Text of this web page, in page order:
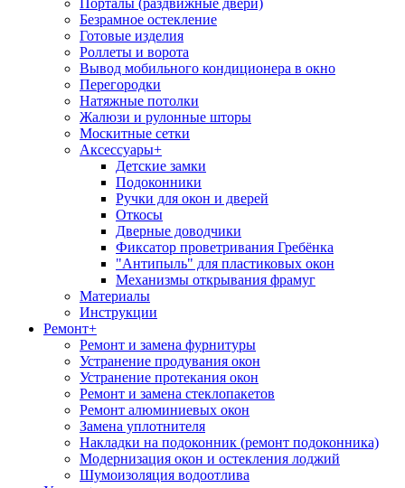
Порталы (раздвижные двери)
Безрамное остекление
Готовые изделия
Роллеты и ворота
Вывод мобильного кондиционера в окно
Перегородки
Натяжные потолки
Жалюзи и рулонные шторы
Москитные сетки
Аксессуары+
Детские замки
Подоконники
Ручки для окон и дверей
Откосы
Дверные доводчики
Фиксатор проветривания Гребёнка
"Антипыль" для пластиковых окон
Механизмы открывания фрамуг
Материалы
Инструкции
Ремонт+
Ремонт и замена фурнитуры
Устранение продувания окон
Устранение протекания окон
Ремонт и замена стеклопакетов
Ремонт алюминиевых окон
Замена уплотнителя
Накладки на подоконник (ремонт подоконника)
Модернизация окон и остекления лоджий
Шумоизоляция водоотлива